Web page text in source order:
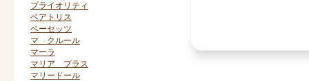
プライオリティ
ベアトリス
ベーセッツ
マ クルール
マーラ
マリア プラス
マリードール